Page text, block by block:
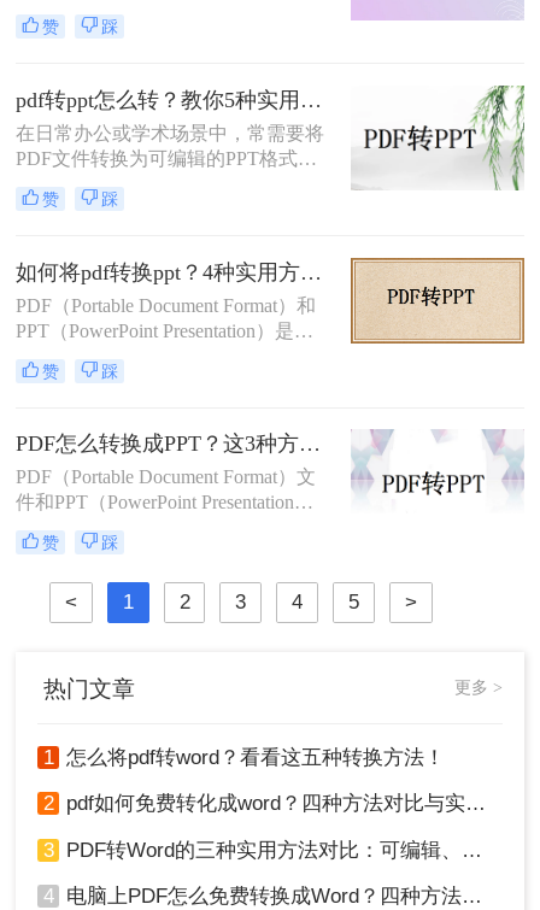
稿以方便展示或编辑。那么PDF怎么
转换成PPT呢？本文将介绍几种实现
赞 踩
pdf转ppt怎么转？教你5种实用的方法！
在日常办公或学术场景中，常需要将
PDF文件转换为可编辑的PPT格式。
那么pdf转ppt怎么转呢？本文整理了5
种主流方法，从工具选择到操作细节
赞 踩
如何将pdf转换ppt？4种实用方法解析！
PDF（Portable Document Format）和
PPT（PowerPoint Presentation）是两
种常见的文件格式，分别用于文档存
储和演示文稿制作。在某些情况下，
式，以便在演示文稿中使用或进行进
一步编辑。那么如何将pdf转换ppt
呢？本文将详细介绍几种将PDF转换
为PPT的方法，帮助您高效地完成这
一任务。
赞 踩
PDF怎么转换成PPT？这3种方法教会你！
PDF（Portable Document Format）文
件和PPT（PowerPoint Presentation）
文件在日常办公和学习中都有着广泛
的应用。有时，我们需要将PDF文件
转换为PPT格式，以便进行编辑、修
改或展示。那么PDF怎么转换成PPT
呢？本文将介绍三种将PDF转换成
赞 踩
< 1 2 3 4 5 >
热门文章 更多 >
1 怎么将pdf转word？看看这五种转换方法！
2 pdf如何免费转化成word？四种方法对比与实操指南（附详细表格）
3 PDF转Word的三种实用方法对比：可编辑、保格式、避风险！
4 电脑上PDF怎么免费转换成Word？四种方法对比与实操指南（附详细表格）!